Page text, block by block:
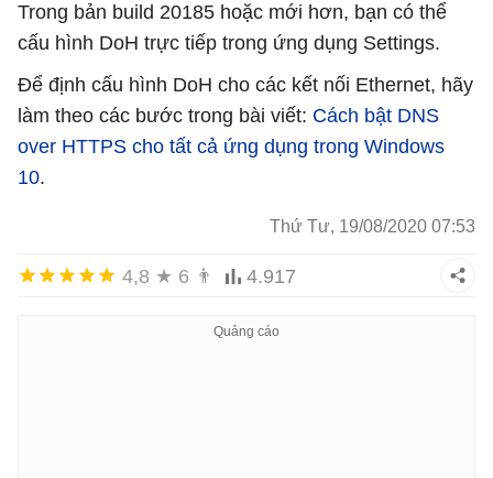
Trong bản build 20185 hoặc mới hơn, bạn có thể
cấu hình DoH trực tiếp trong ứng dụng Settings.
Để định cấu hình DoH cho các kết nối Ethernet, hãy
làm theo các bước trong bài viết: Cách bật DNS
over HTTPS cho tất cả ứng dụng trong Windows
10.
Thứ Tư, 19/08/2020 07:53
4,8 ★ 6 👨 4.917